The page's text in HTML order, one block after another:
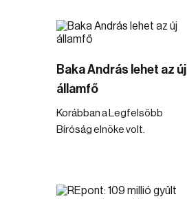
Baka András lehet az új
államfő
Korábban a Legfelsőbb
Bíróság elnöke volt.